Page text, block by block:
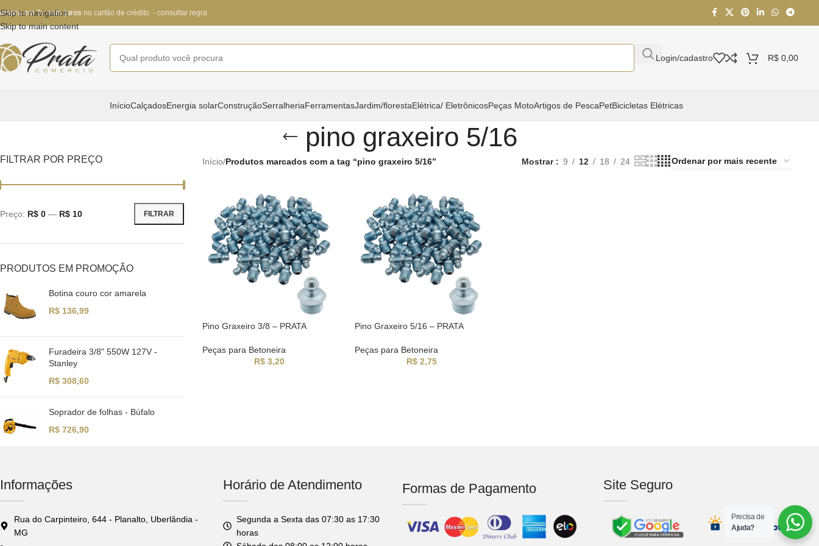
Skip to navigation
Skip to main content
em 3x sem juros no cartão de crédito - consultar regra
Login/cadastro R$ 0,00
InícioCalçadosEnergia solarConstruçãoSerralheriaFerramentasJardim/florestaElétrica/ EletrônicosPeças MotoArtigos de PescaPetBicicletas Elétricas
pino graxeiro 5/16
FILTRAR POR PREÇO
FILTRAR
Preço: R$ 0 — R$ 10
PRODUTOS EM PROMOÇÃO
Botina couro cor amarela
R$ 136,99
Furadeira 3/8" 550W 127V -
Stanley
R$ 308,60
Soprador de folhas - Búfalo
R$ 726,90
Início/Produtos marcados com a tag “pino graxeiro 5/16” Mostrar 9 12 18 24
Pino Graxeiro 3/8 – PRATA
Peças para Betoneira
R$ 3,20
Pino Graxeiro 5/16 – PRATA
Peças para Betoneira
R$2,75
Informações
Rua do Carpinteiro, 644 - Planalto, Uberlândia -
MG
Horário de Atendimento
Segunda a Sexta das 07:30 as 17:30
horas
Formas de Pagamento Site Seguro
Precisa de
Ajuda?